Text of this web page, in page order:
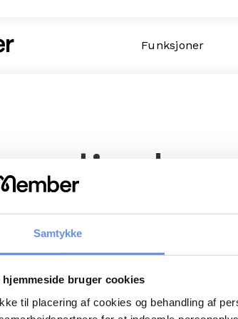
Samtykke
hjemmeside bruger cookies
til placering af cookies og behandling af
Funksjoner
din
så snart som mulig.